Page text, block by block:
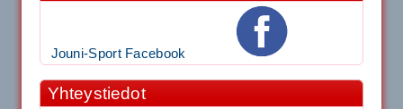
Jouni-Sport Facebook
Yhteystiedot